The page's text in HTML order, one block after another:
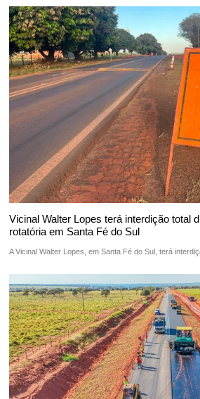
Vicinal Walter Lopes terá interdição total
rotatória em Santa Fé do Sul
A Vicinal Walter Lopes, em Santa Fé do Sul, terá